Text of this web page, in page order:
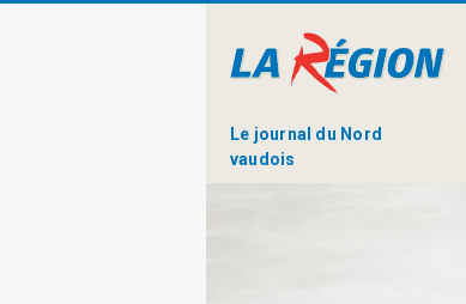
Le journal du Nord
vaudois